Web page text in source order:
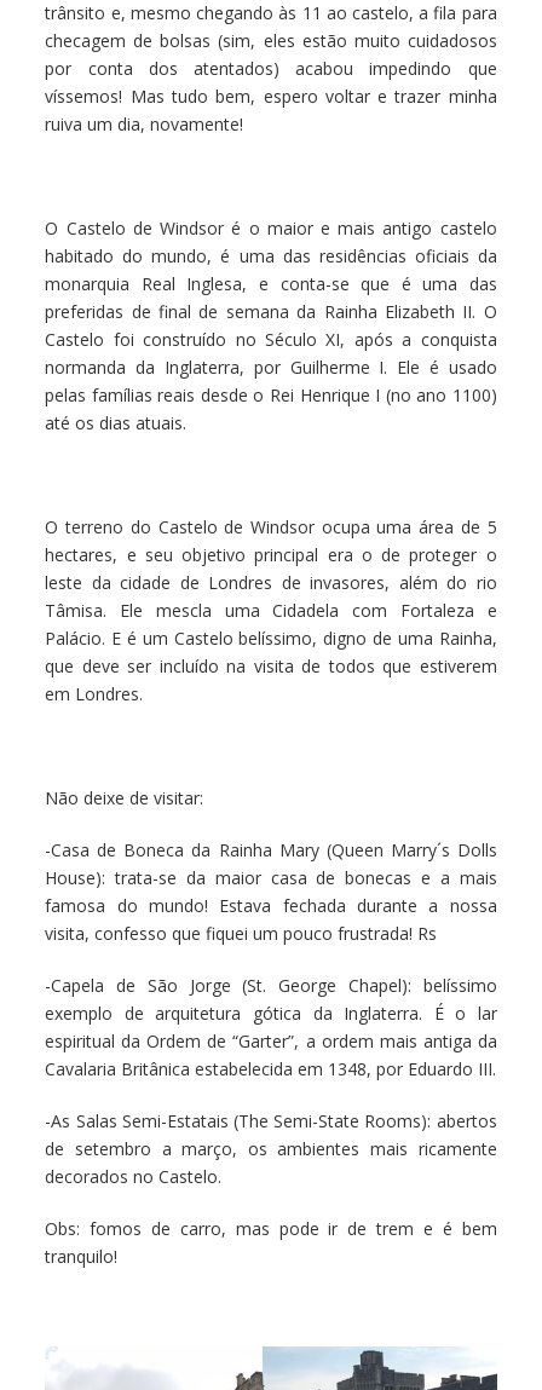
trânsito e, mesmo chegando às 11 ao castelo, a fila para
checagem de bolsas (sim, eles estão muito cuidadosos
por conta dos atentados) acabou impedindo que
víssemos! Mas tudo bem, espero voltar e trazer minha
ruiva um dia, novamente!
O Castelo de Windsor é o maior e mais antigo castelo
habitado do mundo, é uma das residências oficiais da
monarquia Real Inglesa, e conta-se que é uma das
preferidas de final de semana da Rainha Elizabeth II. O
Castelo foi construído no Século XI, após a conquista
normanda da Inglaterra, por Guilherme I. Ele é usado
pelas famílias reais desde o Rei Henrique I (no ano 1100)
até os dias atuais.
O terreno do Castelo de Windsor ocupa uma área de 5
hectares, e seu objetivo principal era o de proteger o
leste da cidade de Londres de invasores, além do rio
Tâmisa. Ele mescla uma Cidadela com Fortaleza e
Palácio. E é um Castelo belíssimo, digno de uma Rainha,
que deve ser incluído na visita de todos que estiverem
em Londres.
Não deixe de visitar:
-Casa de Boneca da Rainha Mary (Queen Marry´s Dolls
House): trata-se da maior casa de bonecas e a mais
famosa do mundo! Estava fechada durante a nossa
visita, confesso que fiquei um pouco frustrada! Rs
-Capela de São Jorge (St. George Chapel): belíssimo
exemplo de arquitetura gótica da Inglaterra. É o lar
espiritual da Ordem de “Garter”, a ordem mais antiga da
Cavalaria Britânica estabelecida em 1348, por Eduardo III.
-As Salas Semi-Estatais (The Semi-State Rooms): abertos
de setembro a março, os ambientes mais ricamente
decorados no Castelo.
Obs: fomos de carro, mas pode ir de trem e é bem
tranquilo!